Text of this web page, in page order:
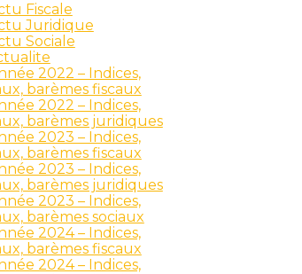
Fiscale
Juridique
Sociale
2022 – Indices,
barèmes fiscaux
2022 – Indices,
barèmes juridiques
2023 – Indices,
barèmes fiscaux
2023 – Indices,
barèmes juridiques
2023 – Indices,
barèmes sociaux
2024 – Indices,
barèmes fiscaux
2024 – Indices,